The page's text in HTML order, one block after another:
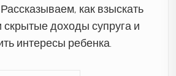
как взыскать
скрытые доходы супруга и
интересы ребенка.